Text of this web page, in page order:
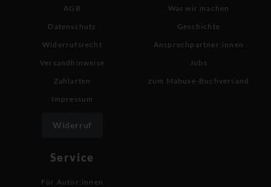
AGB
Datenschutz
Widerrufsrecht
Versandhinweise
Zahlarten
Impressum
Widerruf
Was wir machen
Geschichte
Ansprechpartner:innen
Jobs
zum Mabuse-Buchversand
Service
Für Autor:innen